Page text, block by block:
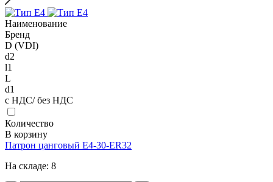
Наименование
Бренд
D (VDI)
d2
l1
L
d1
с НДС/ без НДС
Количество
В корзину
Патрон цанговый E4-30-ER32
На складе: 8